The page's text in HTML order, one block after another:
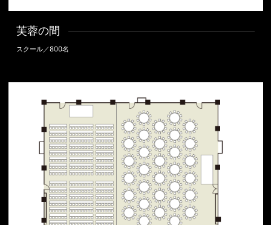
芙蓉の間
スクール／800名